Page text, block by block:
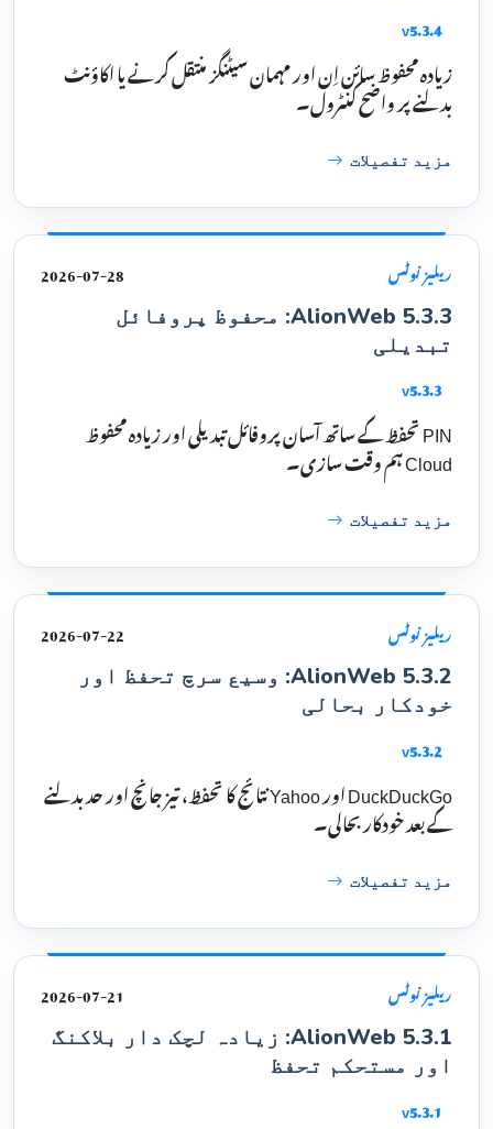
v5.3.4
زیادہ محفوظ سائن اِن اور مہمان سیٹنگز منتقل کرنے یا اکاؤنٹ
بدلنے پر واضح کنٹرول۔
مزید تفصیلات
ریلیز نوٹس 2026-07-28
AlionWeb 5.3.3: محفوظ پروفائل
تبدیلی
v5.3.3
PIN تحفظ کے ساتھ آسان پروفائل تبدیلی اور زیادہ محفوظ
Cloud ہم وقت سازی۔
مزید تفصیلات
ریلیز نوٹس 2026-07-22
AlionWeb 5.3.2: وسیع سرچ تحفظ اور
خودکار بحالی
v5.3.2
DuckDuckGo اور Yahoo نتائج کا تحفظ، تیز جانچ اور حد بدلنے
کے بعد خودکار بحالی۔
مزید تفصیلات
ریلیز نوٹس 2026-07-21
AlionWeb 5.3.1: زیادہ لچک دار بلاکنگ
اور مستحکم تحفظ
v5.3.1